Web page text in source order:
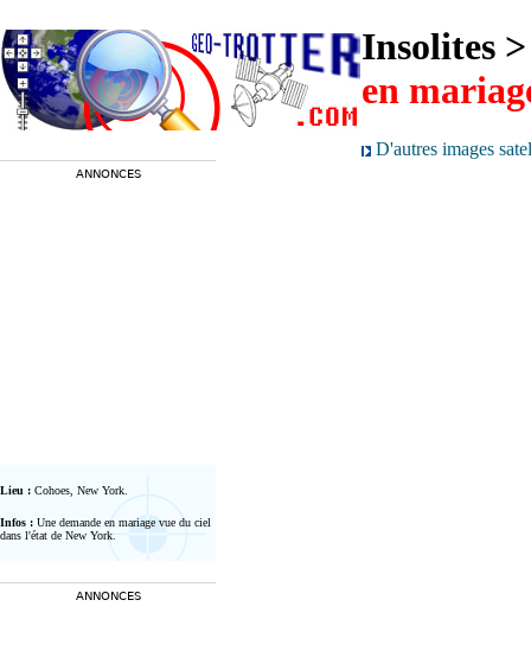
Insolites
en
D'autres images
ANNONCES
Lieu : Cohoes, New York.
Infos : Une demande en mariage vue du ciel
dans l'état de New York.
ANNONCES